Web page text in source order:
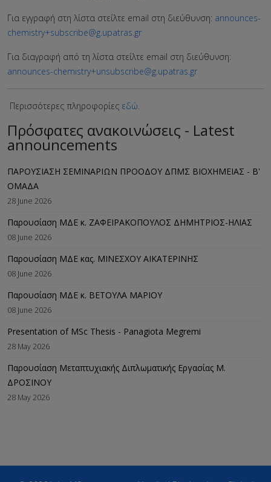
Για εγγραφή στη λίστα στείλτε email στη διεύθυνση: announces-
chemistry+subscribe@g.upatras.gr
Για διαγραφή από τη λίστα στείλτε email στη διεύθυνση:
announces-chemistry+unsubscribe@g.upatras.gr
Περισσότερες πληροφορίες εδώ
Πρόσφατες ανακοινώσεις - Latest
announcements
ΠΑΡΟΥΣΙΑΣΗ ΣΕΜΙΝΑΡΙΩΝ ΠΡΟΟΔΟΥ ΔΠΜΣ ΒΙΟΧΗΜΕΙΑΣ - B'
ΟΜΑΔΑ
28 June 2026
Παρουσίαση ΜΔΕ κ. ΖΑΦΕΙΡΑΚΟΠΟΥΛΟΣ ΔΗΜΗΤΡΙΟΣ-ΗΛΙΑΣ
08 June 2026
Παρουσίαση ΜΔΕ κας. ΜΙΝΕΣΧΟΥ ΑΙΚΑΤΕΡΙΝΗΣ
08 June 2026
Παρουσίαση ΜΔΕ κ. ΒΕΤΟΥΛΑ ΜΑΡΙΟΥ
08 June 2026
Presentation of MSc Thesis - Panagiota Megremi
28 May 2026
Παρουσίαση Μεταπτυχιακής Διπλωματικής Εργασίας M.
ΔΡΟΣΙΝΟΥ
28 May 2026